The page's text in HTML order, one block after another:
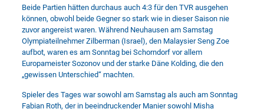
Beide Partien hätten durchaus auch 4:3 für den TVR ausgehen
können, obwohl beide Gegner so stark wie in dieser Saison nie
zuvor angereist waren. Während Neuhausen am Samstag
Olympiateilnehmer Zilberman (Israel), den Malaysier Seng Zoe
aufbot, waren es am Sonntag bei Schorndorf vor allem
Europameister Sozonov und der starke Däne Kolding, die den
„gewissen Unterschied“ machten.
Spieler des Tages war sowohl am Samstag als auch am Sonntag
Fabian Roth, der in beeindruckender Manier sowohl Misha